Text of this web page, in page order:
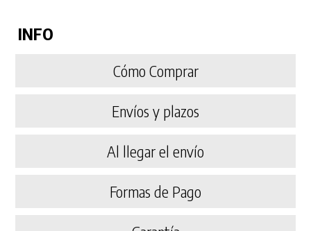
INFO
Cómo Comprar
Envíos y plazos
Al llegar el envío
Formas de Pago